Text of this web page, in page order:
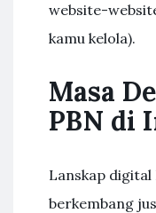
website-
kamu kelola).
Masa
PBN di
Lanskap
berkembang